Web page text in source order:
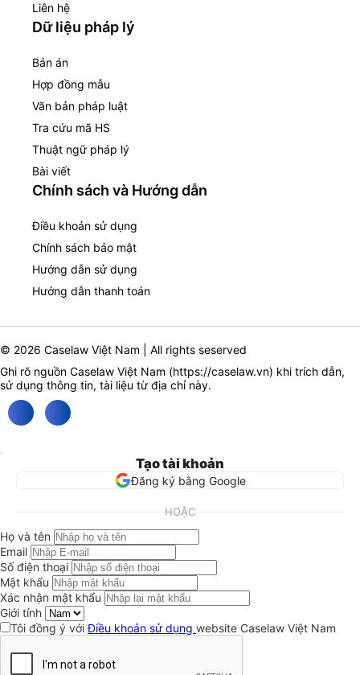
Liên hệ
Dữ liệu pháp lý
Bản án
Hợp đồng mẫu
Văn bản pháp luật
Tra cứu mã HS
Thuật ngữ pháp lý
Bài viết
Chính sách và Hướng dẫn
Điều khoản sử dụng
Chính sách bảo mật
Hướng dẫn sử dụng
Hướng dẫn thanh toán
© 2026 Caselaw Việt Nam | All rights seserved
Ghi rõ nguồn Caselaw Việt Nam (https://caselaw.vn) khi trích dẫn,
sử dụng thông tin, tài liệu từ địa chỉ này.
Tạo tài khoản
Đăng ký bằng Google
HOẶC
Họ và tên
Email
Số điện thoại
Mật khẩu
Xác nhận mật khẩu
Giới tính
Tôi đồng ý vớiĐiều khoản sử dụng website Caselaw Việt Nam